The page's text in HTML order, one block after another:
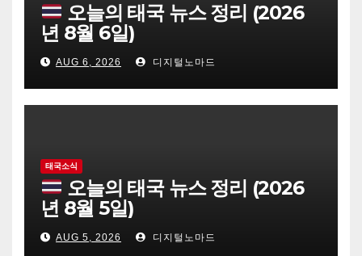
오늘의 태국 뉴스 정리 (2026
년 8월 6일)
AUG 6, 2026 디지털노마드
태국소식
오늘의 태국 뉴스 정리 (2026
년 8월 5일)
AUG 5, 2026 디지털노마드